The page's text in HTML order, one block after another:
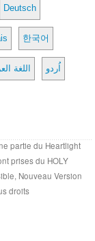
Deutsch
한국어
اللغة اُردو
partie du Heartlight
prises du HOLY
Nouveau Version
droits